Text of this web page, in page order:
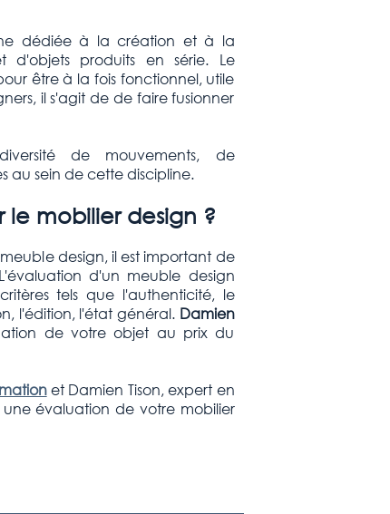
dédiée à la création et à la
d'objets produits en série. Le
être à la fois fonctionnel, utile
il s'agit de de faire fusionner
de mouvements, de
au sein de cette discipline.
mobilier design ?
design, il est important de
d'un meuble design
tels que l'authenticité, le
l'édition, l'état général. Damien
de votre objet au prix du
et Damien Tison, expert en
évaluation de votre mobilier